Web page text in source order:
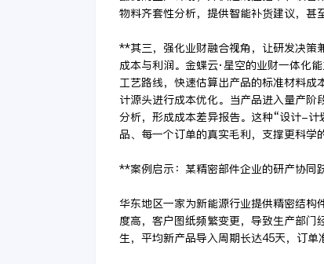
物料齐套性分析，提供智能补货建议，甚
**其三，强化业财融合视角，让研发决策
成本与利润。金蝶云·星空的业财一体化
工艺路线，快速估算出产品的标准材料
计源头进行成本优化。当产品进入量产
分析，形成成本差异报告。这种“设计-
品、每一个订单的真实毛利，支撑更科学
**案例启示：某精密部件企业的研产协同
华东地区一家为新能源行业提供精密结
度高，客户图纸频繁变更，导致生产部
生，平均新产品导入周期长达45天，订单